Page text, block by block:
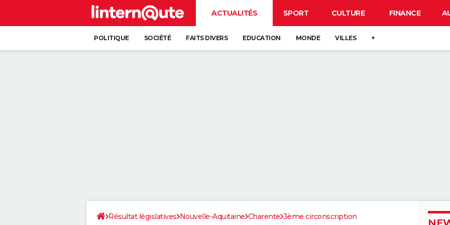
ACTUALITÉS SPORT CULTURE FINANCE
POLITIQUE SOCIÉTÉ FAITS DIVERS EDUCATION MONDE VILLES +
Résultat législatives Nouvelle-Aquitaine Charente 3ème circonscription